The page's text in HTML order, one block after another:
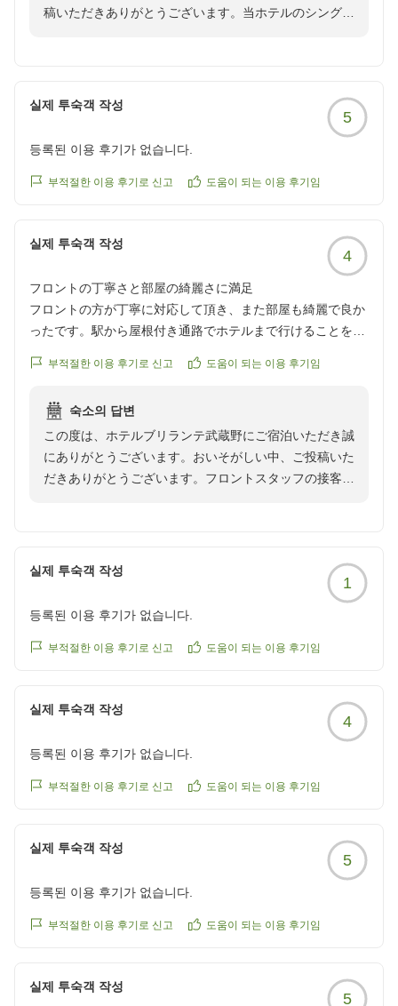
稿いただきありがとうございます。当ホテルのシングル
ットメニューの朝食も席を立つ慌ただしさがないと、ご
ゆっくされたいお客様にご好評いただいております。ま
たご宿泊いただけますこと、心よりお待ちしておりま
실제 투숙객 작성
5
등록된 이용 후기가 없습니다.
부적절한 이용 후기로 신고 도움이 되는 이용 후기임
실제 투숙객 작성
4
フロントの丁寧さと部屋の綺麗さに満足
フロントの方が丁寧に対応して頂き、また部屋も綺麗で良か
ったです。駅から屋根付き通路でホテルまで行けることをア
https://review.travel.rakuten.co.jp/hotel/voice/18895?
reviewId=33123477373390
부적절한 이용 후기로 신고 도움이 되는 이용 후기임
숙소의 답변
この度は、ホテルブリランテ武蔵野にご宿泊いただき誠
にありがとうございます。おいそがしい中、ご投稿いた
だきありがとうございます。フロントスタッフの接客
いた歩行者デッキは、キャリーケースなど、大きいお荷
物をお持ちの際にも傘をさす煩わしさがから解放さるか
と存じます。また、埼玉にお越しの際には、当ホテルに
실제 투숙객 작성
1
등록된 이용 후기가 없습니다.
부적절한 이용 후기로 신고 도움이 되는 이용 후기임
실제 투숙객 작성
4
등록된 이용 후기가 없습니다.
부적절한 이용 후기로 신고 도움이 되는 이용 후기임
실제 투숙객 작성
5
등록된 이용 후기가 없습니다.
부적절한 이용 후기로 신고 도움이 되는 이용 후기임
실제 투숙객 작성
5